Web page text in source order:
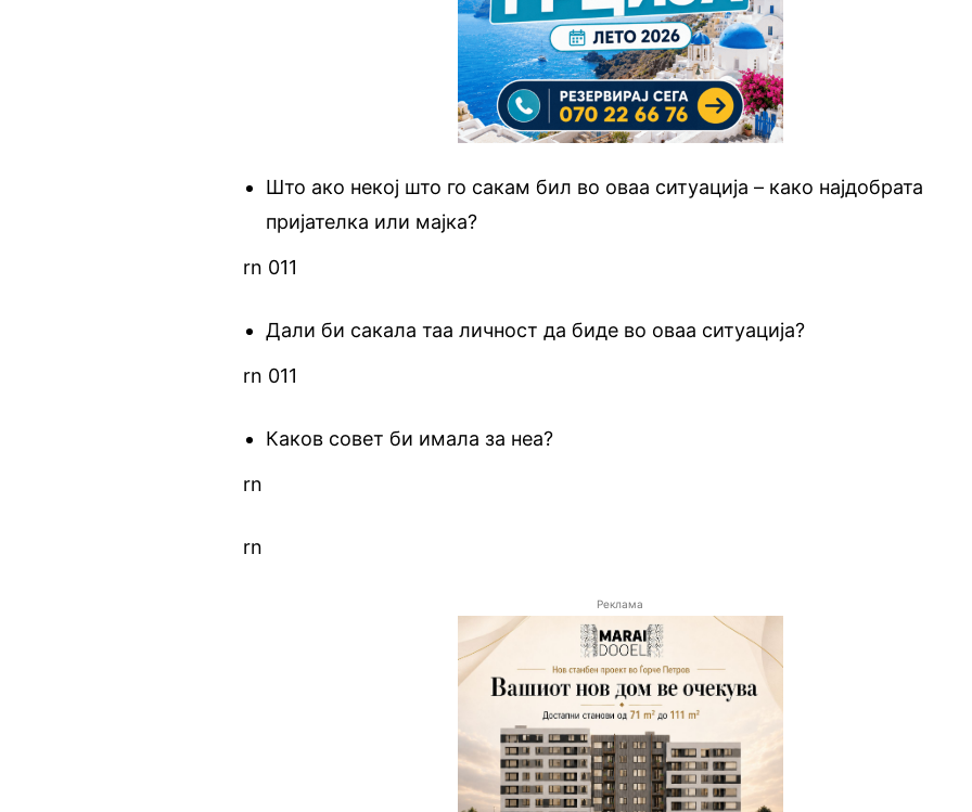
Што ако некој што го сакам бил во оваа ситуација – како најдобрата
пријателка или мајка?
rn 011
Дали би сакала таа личност да биде во оваа ситуација?
rn 011
Каков совет би имала за неа?
rn
rn
Реклама